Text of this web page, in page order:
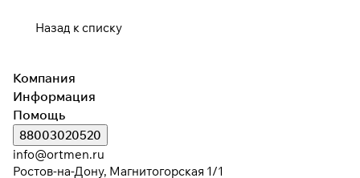
Назад к списку* При оплате через
Подробнее
об оплате Плайтом
Компания
Информация
Помощь
88003020520
info@ortmen.ru
Ростов-на-Дону, Магнитогорская 1/1